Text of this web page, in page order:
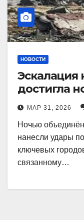
НОВОСТИ
Эскалация
достигла
МАР 31, 2026
Ночью
нанесли удары
ключевых
связанному…